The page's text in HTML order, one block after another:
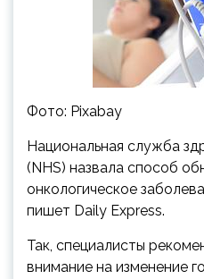
Фото: Pixabay
Национальная служба
(NHS) назвала способ
онкологическое
пишет Daily Express.
Так, специалисты
внимание на изменение